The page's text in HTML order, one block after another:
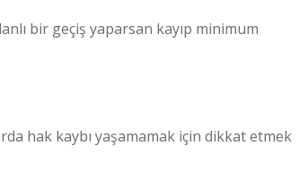
bir geçiş yaparsan kayıp minimum
hak kaybı yaşamamak için dikkat etmek